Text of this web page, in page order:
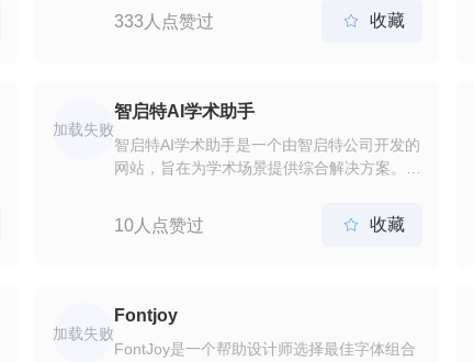
源任意挑选，它基于先进的人工智能技术，可
以快速生成完整、高质量的合同内容。合同嗖
333人点赞过  收藏
加载失败
智启特AI学术助手
智启特AI学术助手是一个由智启特公司开发的
网站，旨在为学术场景提供综合解决方案。该
翻译和论文检索等。 学术改写功能可以帮助
用户将已有的学术内容改写成自己的语言风
更加准确、流畅。学术翻译功能则可以为用户
提供中英文之间的论文翻译服务。此外，该网
站还提供了论文检索功能，用户可以输入论文
10人点赞过  收藏
加载失败
Fontjoy
FontJoy是一个帮助设计师选择最佳字体组合